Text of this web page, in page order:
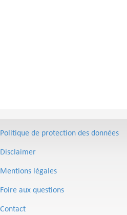
Politique de protection des données
Disclaimer
Mentions légales
Foire aux questions
Contact